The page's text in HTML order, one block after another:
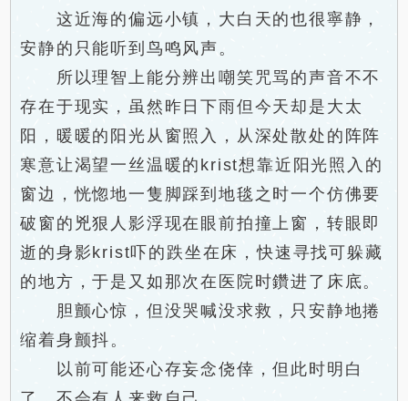
这近海的偏远小镇，大白天的也很寧静，
安静的只能听到鸟鸣风声。
所以理智上能分辨出嘲笑咒骂的声音不不
存在于现实，虽然昨日下雨但今天却是大太
阳，暖暖的阳光从窗照入，从深处散处的阵阵
寒意让渴望一丝温暖的krist想靠近阳光照入的
窗边，恍惚地一隻脚踩到地毯之时一个仿佛要
破窗的兇狠人影浮现在眼前拍撞上窗，转眼即
逝的身影krist吓的跌坐在床，快速寻找可躲藏
的地方，于是又如那次在医院时鑽进了床底。
胆颤心惊，但没哭喊没求救，只安静地捲
缩着身颤抖。
以前可能还心存妄念侥倖，但此时明白